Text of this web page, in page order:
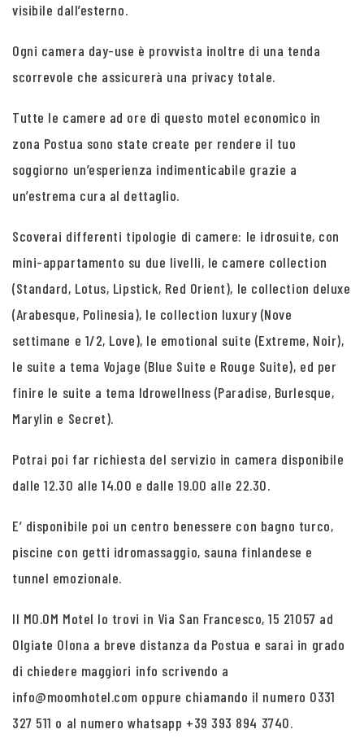
visibile dall’esterno.
Ogni camera day-use è provvista inoltre di una tenda
scorrevole che assicurerà una privacy totale.
Tutte le camere ad ore di questo motel economico in
zona Postua sono state create per rendere il tuo
soggiorno un’esperienza indimenticabile grazie a
un’estrema cura al dettaglio.
Scoverai differenti tipologie di camere: le idrosuite, con
mini-appartamento su due livelli, le camere collection
(Standard, Lotus, Lipstick, Red Orient), le collection deluxe
(Arabesque, Polinesia), le collection luxury (Nove
settimane e 1/2, Love), le emotional suite (Extreme, Noir),
le suite a tema Vojage (Blue Suite e Rouge Suite), ed per
finire le suite a tema Idrowellness (Paradise, Burlesque,
Marylin e Secret).
Potrai poi far richiesta del servizio in camera disponibile
dalle 12.30 alle 14.00 e dalle 19.00 alle 22.30.
E’ disponibile poi un centro benessere con bagno turco,
piscine con getti idromassaggio, sauna finlandese e
tunnel emozionale.
Il MO.OM Motel lo trovi in Via San Francesco, 15 21057 ad
Olgiate Olona a breve distanza da Postua e sarai in grado
di chiedere maggiori info scrivendo a
info@moomhotel.com oppure chiamando il numero 0331
327 511 o al numero whatsapp +39 393 894 3740.